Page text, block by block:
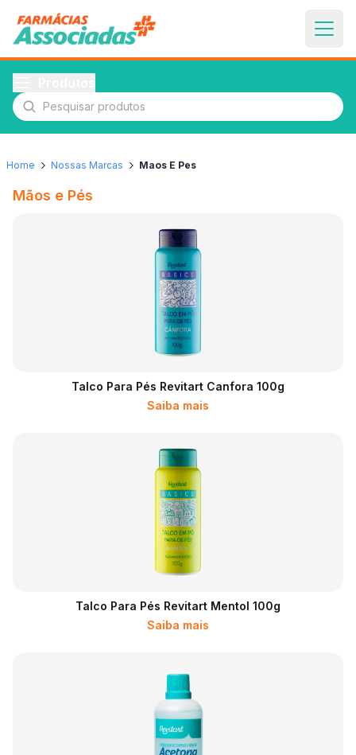
Pesquisar produtos
Home Nossas Marcas Maos E Pes
Mãos e Pés
Talco Para Pés Revitart Canfora 100g
Saiba mais
Talco Para Pés Revitart Mentol 100g
Saiba mais